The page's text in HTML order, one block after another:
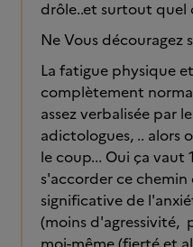
drôle..et surtout quel
Ne Vous découragez
La fatigue physique
complètement
assez verbalisée par
adictologues, .. alors
le coup... Oui ça vaut
s'accorder ce chemin
significative de
(moins d'agressivité,